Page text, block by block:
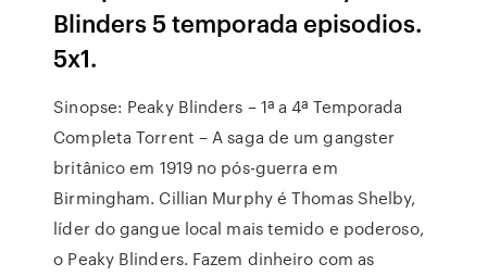
Blinders 5 temporada episodios.
5x1.
Sinopse: Peaky Blinders – 1ª a 4ª Temporada
Completa Torrent – A saga de um gangster
britânico em 1919 no pós-guerra em
Birmingham. Cillian Murphy é Thomas Shelby,
líder do gangue local mais temido e poderoso,
o Peaky Blinders. Fazem dinheiro com as